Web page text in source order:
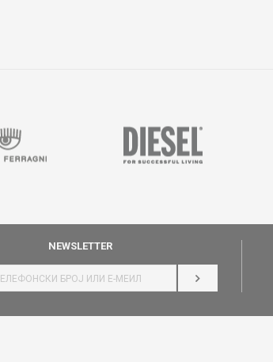
NEWSLETTER
НАЈАВИ СЕ